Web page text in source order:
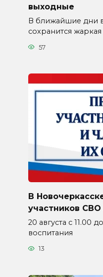
выходные
В ближайшие дни
сохранится
57
В
участников СВО
20 августа с 11.00
воспитания
13